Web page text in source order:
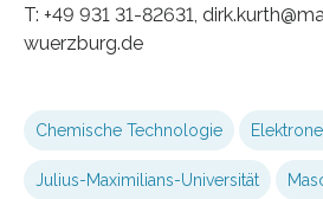
T: +49 931 31-82631,
wuerzburg.de
Chemische Technologie
Julius-Maximilians-Universität